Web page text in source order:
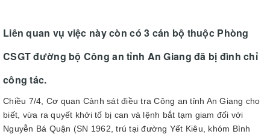
Liên quan vụ việc này còn có 3 cán bộ thuộc Phòng
CSGT đường bộ Công an tỉnh An Giang đã bị đình chỉ
công tác.
Chiều 7/4, Cơ quan Cảnh sát điều tra Công an tỉnh An Giang cho
biết, vừa ra quyết khởi tố bị can và lệnh bắt tạm giam đối với
Nguyễn Bá Quận (SN 1962, trú tại đường Yết Kiêu, khóm Bình